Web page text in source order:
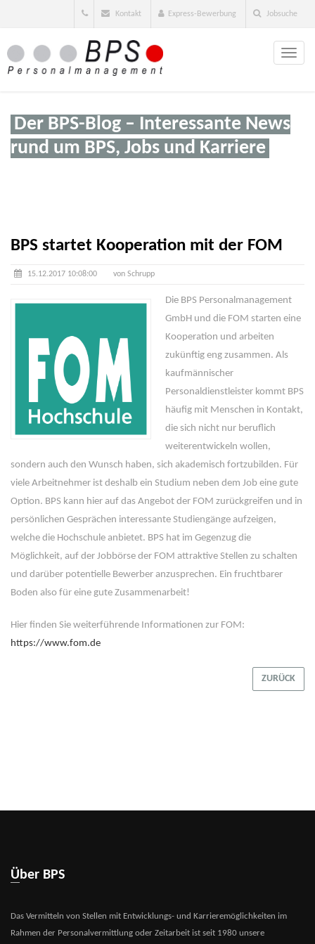
Kontakt Express-Bewerbung Jobsuche
Toggle
Der BPS-Blog – Interessante News
rund um BPS, Jobs und Karriere
BPS startet Kooperation mit der FOM
15.12.2017 10:08:00 von Schrupp
Die BPS Personalmanagement
GmbH und die FOM starten eine
Kooperation und arbeiten
zukünftig eng zusammen. Als
kaufmännischer
Personaldienstleister kommt BPS
häufig mit Menschen in Kontakt,
die sich nicht nur beruflich
weiterentwickeln wollen,
sondern auch den Wunsch haben, sich akademisch fortzubilden. Für
viele Arbeitnehmer ist deshalb ein Studium neben dem Job eine gute
Option. BPS kann hier auf das Angebot der FOM zurückgreifen und in
persönlichen Gesprächen interessante Studiengänge aufzeigen,
welche die Hochschule anbietet. BPS hat im Gegenzug die
Möglichkeit, auf der Jobbörse der FOM attraktive Stellen zu schalten
und darüber potentielle Bewerber anzusprechen. Ein fruchtbarer
Boden also für eine gute Zusammenarbeit!
Hier finden Sie weiterführende Informationen zur FOM:
https://www.fom.de
ZURÜCK
Über BPS
Das Vermitteln von Stellen mit Entwicklungs- und Karrieremöglichkeiten im
Rahmen der Personalvermittlung oder Zeitarbeit ist seit 1980 unsere